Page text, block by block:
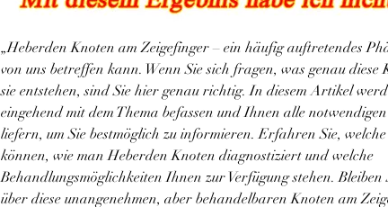
„Heberden Knoten am Zeigefinger – ein häufig auftretendes
von uns betreffen kann. Wenn Sie sich fragen, was genau diese
sie entstehen, sind Sie hier genau richtig. In diesem Artikel
eingehend mit dem Thema befassen und Ihnen alle
liefern, um Sie bestmöglich zu informieren. Erfahren Sie,
können, wie man Heberden Knoten diagnostiziert und welche
Behandlungsmöglichkeiten Ihnen zur Verfügung stehen.
über diese unangenehmen, aber behandelbaren Knoten am